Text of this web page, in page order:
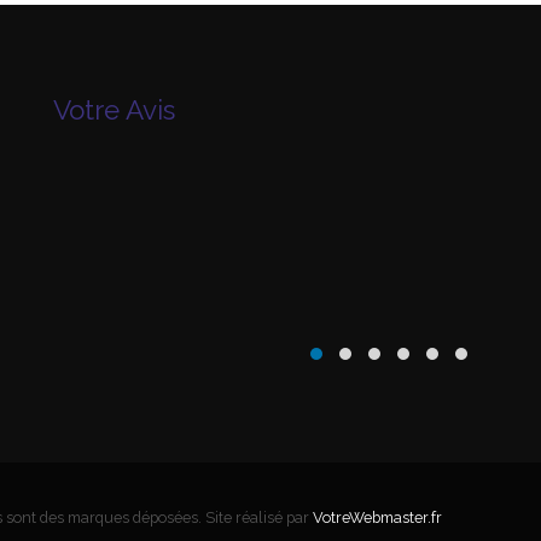
Votre Avis
des marques déposées. Site réalisé par VotreWebmaster.fr